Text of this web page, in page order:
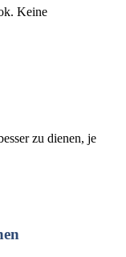
Keine
zu dienen, je